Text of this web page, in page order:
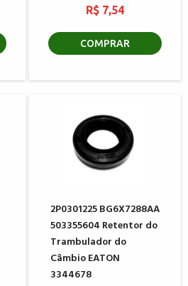
R$ 7,54
COMPRAR
2P0301225 BG6X7288AA
503355604 Retentor do
Trambulador do
Câmbio EATON
3344678